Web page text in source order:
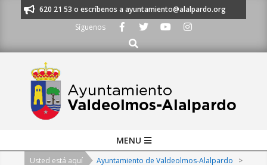
al 91 620 21 53 o escríbenos a ayuntamiento@alalpardo.org
Síguenos
Buscar
Navigation
MENU
Usted está aquí Ayuntamiento de Valdeolmos-Alalpardo
>